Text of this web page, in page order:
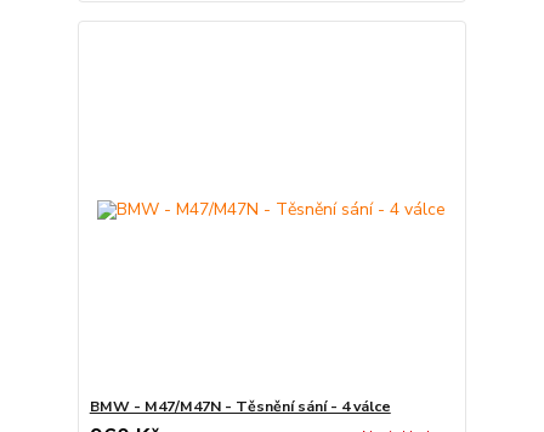
BMW - M47/M47N - Těsnění sání - 4 válce